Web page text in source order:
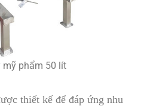
mỹ phẩm 50 lít
thiết kế để đáp ứng nhu